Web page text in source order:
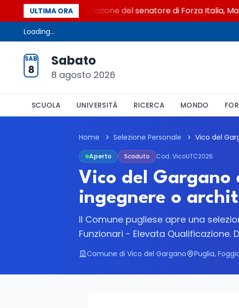
ULTIMA ORA
La soddisfazione del senatore di Forza Italia, Mario
Loading...
SAB
8
Sabato
8 agosto 2026
SCUOLA UNIVERSITÀ RICERCA MONDO
Home Selezione Personale
Aperto Scaduto Cod. VicoUTC2026
Vico del Gargano
ingegnere o
Il Comune pugliese apre una
Funzionari - Elevata Qualificazione.
Comune di Vico del Gargano Puglia,